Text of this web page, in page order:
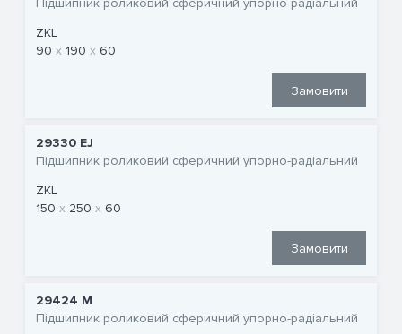
Підшипник роликовий сферичний упорно-радіальний
ZKL
90
190 60
Замовити
29330 EJ
Підшипник роликовий сферичний упорно-радіальний
ZKL
150
250 60
Замовити
29424 M
Підшипник роликовий сферичний упорно-радіальний